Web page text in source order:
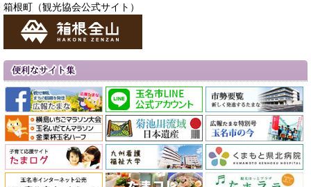
箱根町（観光協会公式サイト）